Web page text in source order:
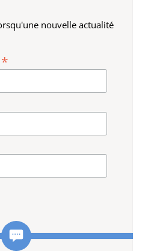
nouvelle actualité
*